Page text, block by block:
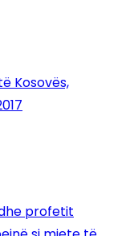
Kosovës,
profetit